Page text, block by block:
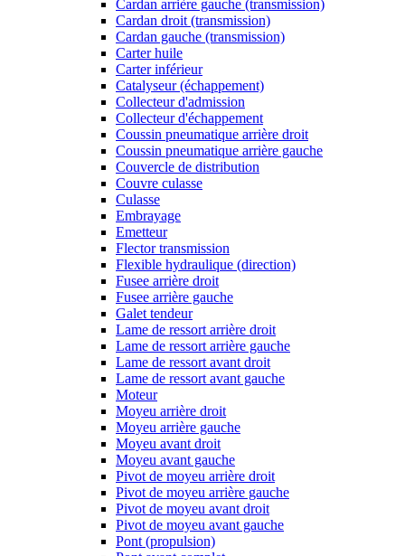
Cardan arrière gauche (transmission)
Cardan droit (transmission)
Cardan gauche (transmission)
Carter huile
Carter inférieur
Catalyseur (échappement)
Collecteur d'admission
Collecteur d'échappement
Coussin pneumatique arrière droit
Coussin pneumatique arrière gauche
Couvercle de distribution
Couvre culasse
Culasse
Embrayage
Emetteur
Flector transmission
Flexible hydraulique (direction)
Fusee arrière droit
Fusee arrière gauche
Galet tendeur
Lame de ressort arrière droit
Lame de ressort arrière gauche
Lame de ressort avant droit
Lame de ressort avant gauche
Moteur
Moyeu arrière droit
Moyeu arrière gauche
Moyeu avant droit
Moyeu avant gauche
Pivot de moyeu arrière droit
Pivot de moyeu arrière gauche
Pivot de moyeu avant droit
Pivot de moyeu avant gauche
Pont (propulsion)